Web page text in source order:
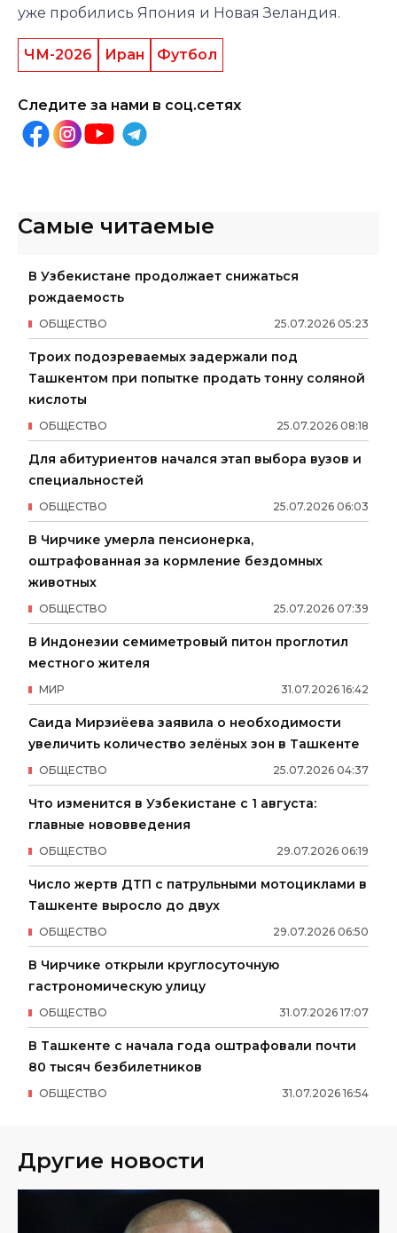
уже пробились Япония и Новая Зеландия.
ЧМ-2026 Иран Футбол
Следите за нами в соц.сетях
Самые читаемые
В Узбекистане продолжает снижаться
рождаемость
25.07.2026 05:23
ОБЩЕСТВО
Троих подозреваемых задержали под
Ташкентом при попытке продать тонну соляной
кислоты
25.07.2026 08:18
ОБЩЕСТВО
Для абитуриентов начался этап выбора вузов и
специальностей
25.07.2026 06:03
ОБЩЕСТВО
В Чирчике умерла пенсионерка,
оштрафованная за кормление бездомных
животных
25.07.2026 07:39
ОБЩЕСТВО
В Индонезии семиметровый питон проглотил
местного жителя
31.07.2026 16:42
МИР
Саида Мирзиёева заявила о необходимости
увеличить количество зелёных зон в Ташкенте
25.07.2026 04:37
ОБЩЕСТВО
Что изменится в Узбекистане с 1 августа:
главные нововведения
29.07.2026 06:19
ОБЩЕСТВО
Число жертв ДТП с патрульными мотоциклами в
Ташкенте выросло до двух
29.07.2026 06:50
ОБЩЕСТВО
В Чирчике открыли круглосуточную
гастрономическую улицу
31.07.2026 17:07
ОБЩЕСТВО
В Ташкенте с начала года оштрафовали почти
80 тысяч безбилетников
31.07.2026 16:54
ОБЩЕСТВО
Другие новости